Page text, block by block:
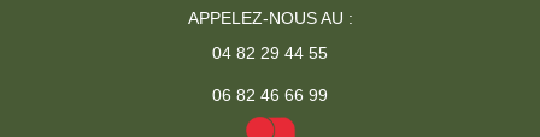
APPELEZ-NOUS AU :
04 82 29 44 55
06 82 46 66 99